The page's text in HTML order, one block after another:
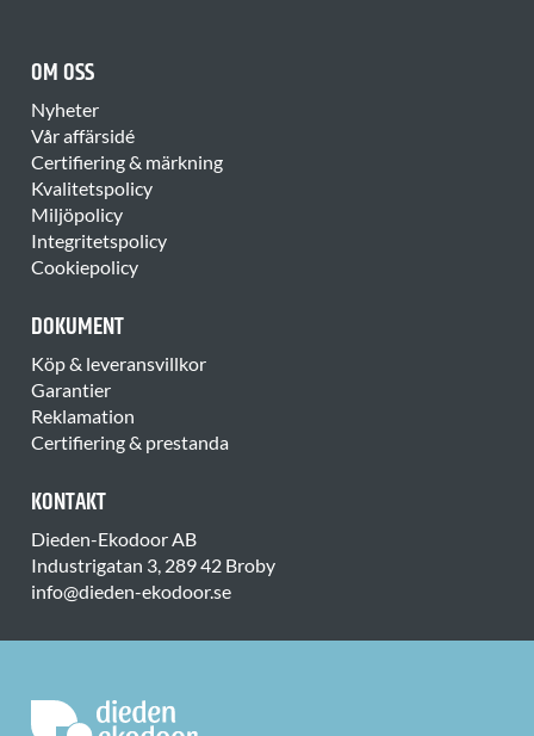
OM OSS
Nyheter
Vår affärsidé
Certifiering & märkning
Kvalitetspolicy
Miljöpolicy
Integritetspolicy
Cookiepolicy
DOKUMENT
Köp & leveransvillkor
Garantier
Reklamation
Certifiering & prestanda
KONTAKT
Dieden-Ekodoor AB
Industrigatan 3, 289 42 Broby
info@dieden-ekodoor.se